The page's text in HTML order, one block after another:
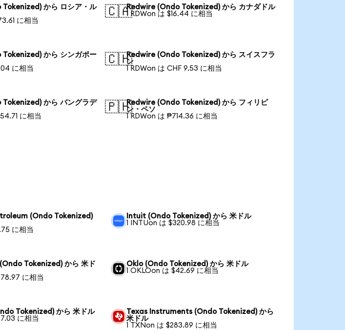
から ロシア・ル
に相当
🇨🇦Redwire (Ondo Tokenized) から カナダドル
1 RDWon は $16.44 に相当
から シンガポー
に相当
🇨🇭Redwire (Ondo Tokenized) から スイスフラ
ン
1 RDWon は CHF 9.53 に相当
から バングラデ
に相当
🇵🇭Redwire (Ondo Tokenized) から フィリピ
ン・ペソ
1 RDWon は ₱714.36 に相当
(Ondo Tokenized)
に相当
Intuit (Ondo Tokenized) から 米ドル
1 INTUon は $320.98 に相当
Tokenized) から 米ド
に相当
Oklo (Ondo Tokenized) から 米ドル
1 OKLOon は $42.69 に相当
Tokenized) から 米ドル
に相当
Texas Instruments (Ondo Tokenized) から
米ドル
1 TXNon は $283.89 に相当